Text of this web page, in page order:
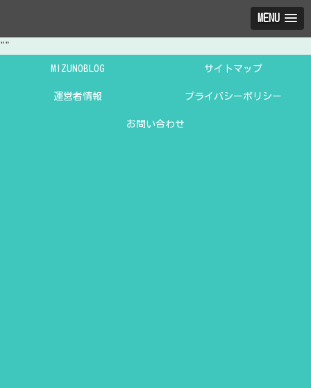
MENU
""
MIZUNOBLOG サイトマップ
運営者情報 プライバシーポリシー
お問い合わせ